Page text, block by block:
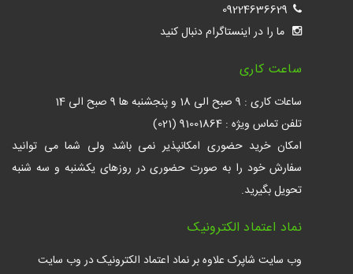
09224636629
ما را در اینستاگرام دنبال کنید
ساعت کاری
ساعات کاری : 9 صبح الی 18 و پنجشنبه ها 9 صبح الی 14
تلفن تماس ویژه : 91001864 (021)
امکان خرید حضوری امکانپذیر نمی باشد ولی شما می توانید
سفارش خود را به صورت حضوری در روزهای یکشنبه و سه شنبه
تحویل بگیرید.
نماد اعتماد الکترونیک
وب سایت شاپرک علاوه بر نماد اعتماد الکترونیک در وب سایت